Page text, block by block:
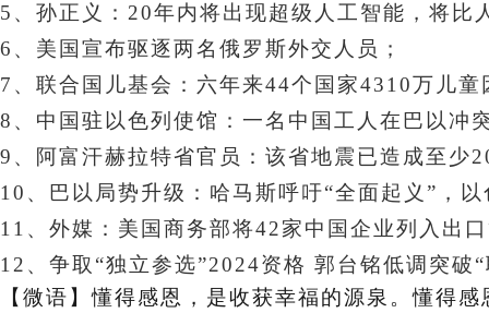
5、孙正义：20年内将出现超级人工智能，将比
6、 美国宣布驱逐两名俄罗斯外交人员 ；
7、联合国儿基会：六年来44个国家4310万儿
8、中国驻以色列使馆：一名中国工人在巴以冲
9、阿富汗赫拉特省官员：该省地震已造成至少
10、巴以局势升级：哈马斯呼吁“全面起义”，
11、 外媒：美国商务部将42家中国企业列入出
12、争取“独立参选”2024资格 郭台铭低调突破
【微语】懂得感恩，是收获幸福的源泉。懂得